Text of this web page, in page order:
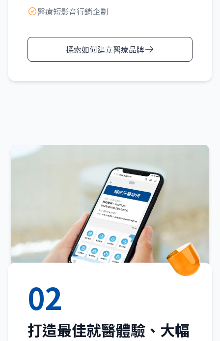
醫療短影音行銷企劃
探索如何建立醫療品牌
02
打造最佳就醫體驗、大幅